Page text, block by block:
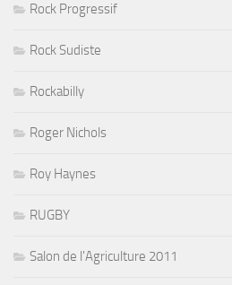
Rock Progressif
Rock Sudiste
Rockabilly
Roger Nichols
Roy Haynes
RUGBY
Salon de l'Agriculture 2011